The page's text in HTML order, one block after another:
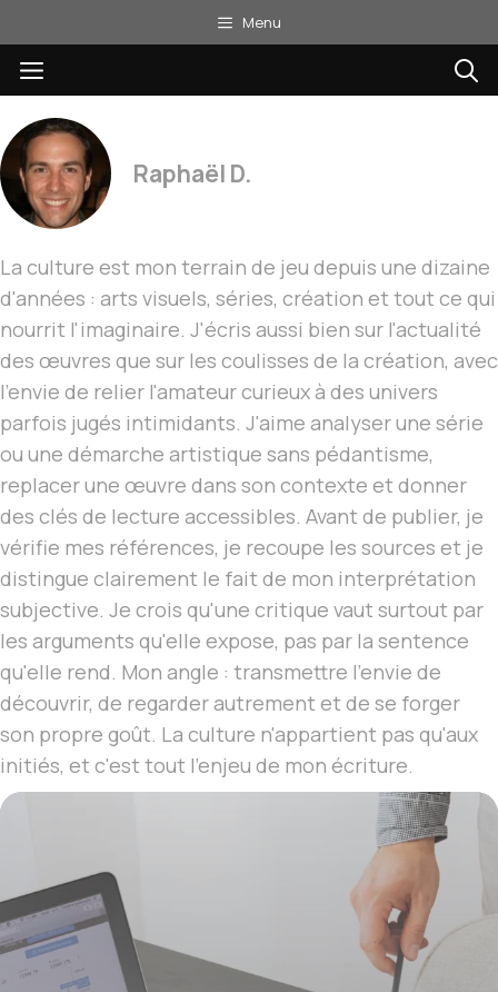
au
contenu
Menu
Menu
Raphaël D.
La culture est mon terrain de jeu depuis une dizaine
d'années : arts visuels, séries, création et tout ce qui
nourrit l'imaginaire. J'écris aussi bien sur l'actualité
des œuvres que sur les coulisses de la création, avec
l'envie de relier l'amateur curieux à des univers
parfois jugés intimidants. J'aime analyser une série
ou une démarche artistique sans pédantisme,
replacer une œuvre dans son contexte et donner
des clés de lecture accessibles. Avant de publier, je
vérifie mes références, je recoupe les sources et je
distingue clairement le fait de mon interprétation
subjective. Je crois qu'une critique vaut surtout par
les arguments qu'elle expose, pas par la sentence
qu'elle rend. Mon angle : transmettre l'envie de
découvrir, de regarder autrement et de se forger
son propre goût. La culture n'appartient pas qu'aux
initiés, et c'est tout l'enjeu de mon écriture.